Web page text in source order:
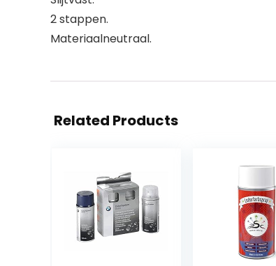
2 stappen.
Materiaalneutraal.
Related Products